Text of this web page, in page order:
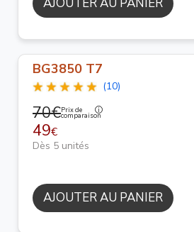
BG3850 T7
(10)
70€Prix de
comparaison
49€
Dès 5 unités
AJOUTER AU PANIER